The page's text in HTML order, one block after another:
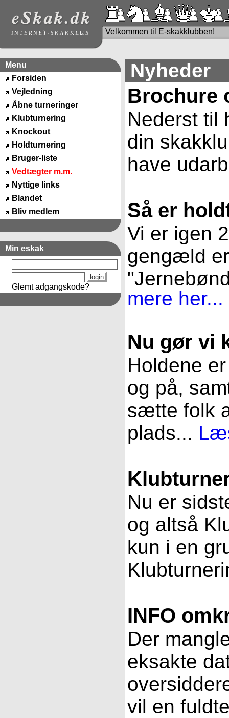
Velkommen til E-skakklubben!
Menu
Forsiden
Vejledning
Åbne turneringer
Klubturnering
Knockout
Holdturnering
Bruger-liste
Vedtægter m.m.
Nyttige links
Blandet
Bliv medlem
Min eskak
Glemt adgangskode?
Nyheder
Brochure
Nederst til
din
have
Så er
Vi er igen
gengæld
mere her...
Nu gør vi
Holdene
og på,
sætte folk
plads...
Nu er
og altså
kun i en
INFO
Der
eksakte
vil en